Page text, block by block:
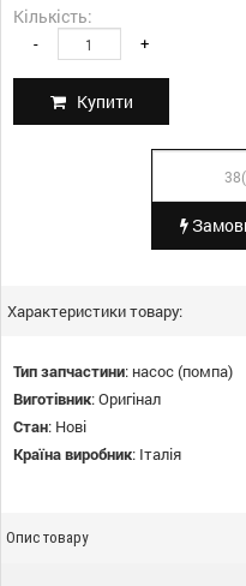
Кількість:
- +
Купити
Характеристики товару:
Тип запчастини: насос (помпа)
Виготівник:Оригінал
Стан: Нові
Країна виробник: Італія
Опис товару